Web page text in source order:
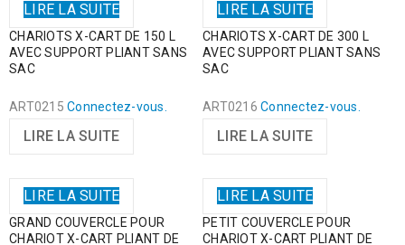
LIRE LA SUITE
CHARIOTS X-CART DE 150 L
AVEC SUPPORT PLIANT SANS
SAC
ART0215 Connectez-vous.
LIRE LA SUITE
LIRE LA SUITE
CHARIOTS X-CART DE 300 L
AVEC SUPPORT PLIANT SANS
SAC
ART0216 Connectez-vous.
LIRE LA SUITE
LIRE LA SUITE
GRAND COUVERCLE POUR
CHARIOT X-CART PLIANT DE
LIRE LA SUITE
PETIT COUVERCLE POUR
CHARIOT X-CART PLIANT DE